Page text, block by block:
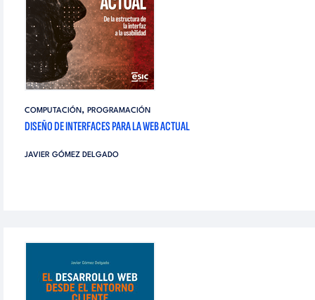
COMPUTACIÓN, PROGRAMACIÓN
DISEÑO DE INTERFACES PARA LA WEB ACTUAL
JAVIER GÓMEZ DELGADO